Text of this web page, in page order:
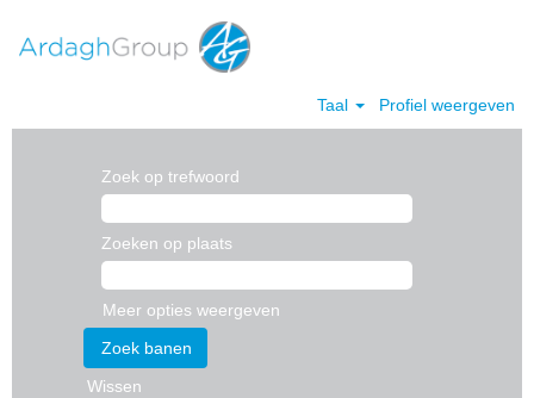
Taal Profiel weergeven
Zoek op trefwoord
Zoeken op plaats
Meer opties weergeven
Wissen